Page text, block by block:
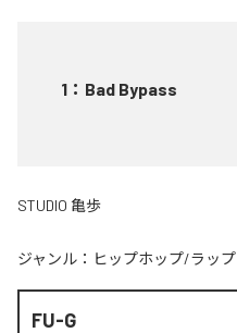
1 ： Bad Bypass
STUDIO 亀歩
ジャンル： ヒップホップ/ラップ
FU-G